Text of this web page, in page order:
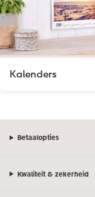
Kalenders
Betaalopties
Kwaliteit & zekerheid